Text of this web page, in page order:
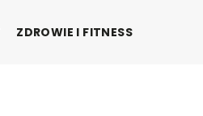
ZDROWIE I FITNESS